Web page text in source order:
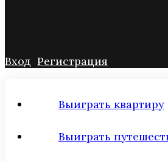
Вход Регистрация
Выиграть квартиру
Выиграть